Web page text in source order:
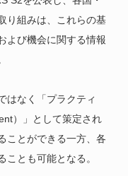
り組みは、これらの基
よび機会に関する情報
はなく「プラクティ
）」として策定され
ことができる一方、各
とも可能となる。